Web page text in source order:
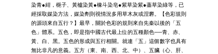
染青●紺，梔子、黃櫨染黃●橡斗染皂●紫草染紫●藎草染綠等，已
經採取媒染方法，媒染劑則視情況多用草木灰或涅礬。【色彩規則
的源頭來自五行？】最早，關於色彩的規則來自先秦以後的「五
色」體系。五色，即是指中國古代最上位的五種顏色──青、赤、
黃、白、黑。五色的形成與五行相關。就連「五」這個數字也具有
無比非凡的意義。五方（東、南、西、北、中）、五臟（心、肝、